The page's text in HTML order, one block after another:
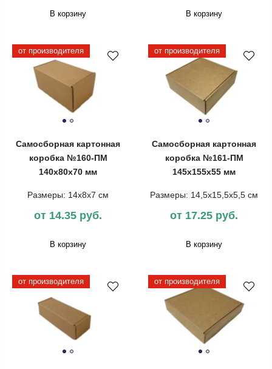
В корзину В корзину
от производителя
Самосборная картонная
коробка №160-ПМ
140х80х70 мм
Размеры: 14х8х7 см
от 14.35 руб.
В корзину
от производителя
Самосборная картонная
коробка №161-ПМ
145х155х55 мм
Размеры: 14,5х15,5х5,5 см
от 17.25 руб.
В корзину
от производителя от производителя